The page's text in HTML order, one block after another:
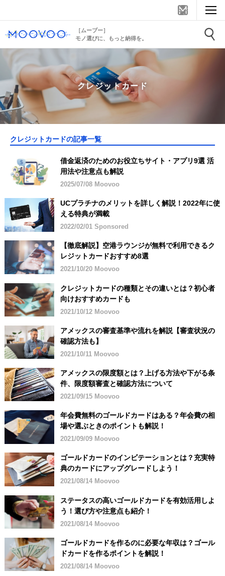
［ムーブー］
モノ選びに、もっと納得を。
クレジットカード
クレジットカードの記事一覧
借金返済のためのお役立ちサイト・アプリ9選 活
用法や注意点も解説
2025/07/08 Moovoo
UCプラチナのメリットを詳しく解説！2022年に使
える特典が満載
2022/02/01 Sponsored
【徹底解説】空港ラウンジが無料で利用できるク
レジットカードおすすめ8選
2021/10/20 Moovoo
クレジットカードの種類とその違いとは？初心者
向けおすすめカードも
2021/10/12 Moovoo
アメックスの審査基準や流れを解説【審査状況の
確認方法も】
2021/10/11 Moovoo
アメックスの限度額とは？上げる方法や下がる条
件、限度額審査と確認方法について
2021/09/15 Moovoo
年会費無料のゴールドカードはある？年会費の相
場や選ぶときのポイントも解説！
2021/09/09 Moovoo
ゴールドカードのインビテーションとは？充実特
典のカードにアップグレードしよう！
2021/08/14 Moovoo
ステータスの高いゴールドカードを有効活用しよ
う！選び方や注意点も紹介！
2021/08/14 Moovoo
ゴールドカードを作るのに必要な年収は？ゴール
ドカードを作るポイントを解説！
2021/08/14 Moovoo